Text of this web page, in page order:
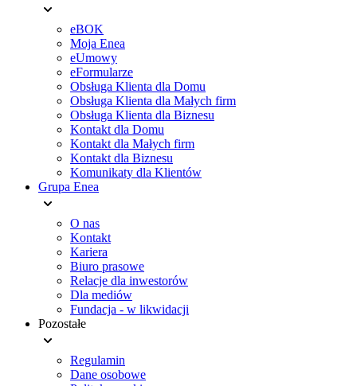
eBOK
Moja Enea
eUmowy
eFormularze
Obsługa Klienta dla Domu
Obsługa Klienta dla Małych firm
Obsługa Klienta dla Biznesu
Kontakt dla Domu
Kontakt dla Małych firm
Kontakt dla Biznesu
Komunikaty dla Klientów
Grupa Enea
O nas
Kontakt
Kariera
Biuro prasowe
Relacje dla inwestorów
Dla mediów
Fundacja - w likwidacji
Pozostałe
Regulamin
Dane osobowe